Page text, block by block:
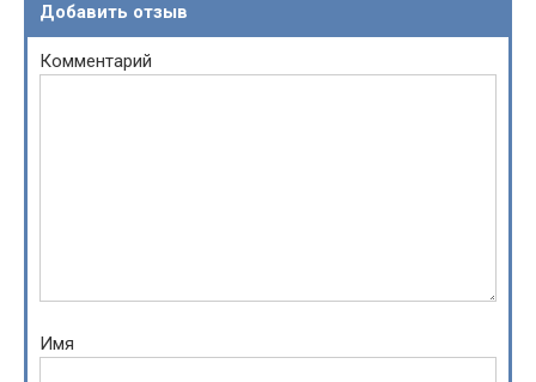
Добавить отзыв
Комментарий
Имя